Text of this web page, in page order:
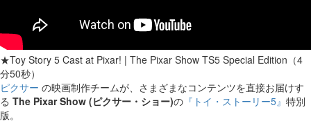
★Toy Story 5 Cast at Pixar! | The Pixar Show TS5 Special Edition（4
分50秒）
ピクサー の映画制作チームが、さまざまなコンテンツを直接お届けす
る The Pixar Show (ピクサー・ショー)の 『トイ・ストーリー5』 特別
版。